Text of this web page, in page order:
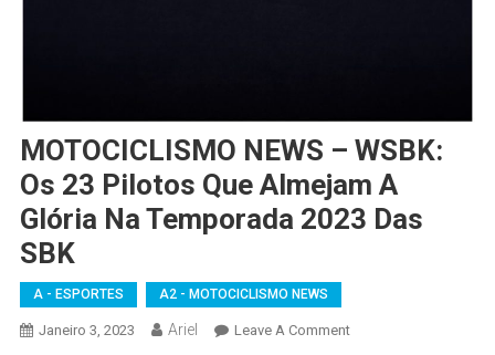
MOTOCICLISMO NEWS – WSBK:
Os 23 Pilotos Que Almejam A
Glória Na Temporada 2023 Das
SBK
A - ESPORTES A2 - MOTOCICLISMO NEWS
Janeiro 3, 2023 Ariel Leave A CommentOn